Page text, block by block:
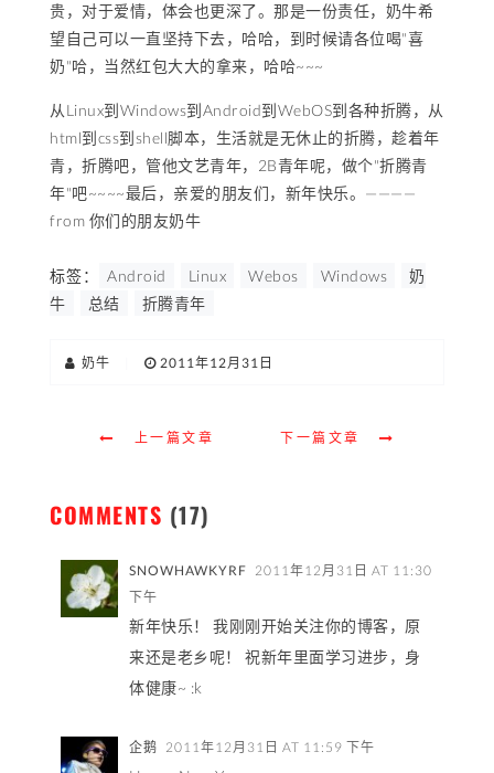
贵，对于爱情，体会也更深了。那是一份责任，奶牛希
望自己可以一直坚持下去，哈哈，到时候请各位喝"喜
奶"哈，当然红包大大的拿来，哈哈~~~
从Linux到Windows到Android到WebOS到各种折腾，从
html到css到shell脚本，生活就是无休止的折腾，趁着年
青，折腾吧，管他文艺青年，2B青年呢，做个"折腾青
年"吧~~~~最后，亲爱的朋友们，新年快乐。————
from 你们的朋友奶牛
标签： Android Linux Webos Windows
奶
牛
总结 折腾青年
奶牛 2011年12月31日
上一篇文章 下一篇文章
COMMENTS (17)
SNOWHAWKYRF 2011年12月31日 AT 11:30
下午
新年快乐！ 我刚刚开始关注你的博客，原
来还是老乡呢！ 祝新年里面学习进步，身
体健康~ :k
企鹅 2011年12月31日 AT 11:59 下午